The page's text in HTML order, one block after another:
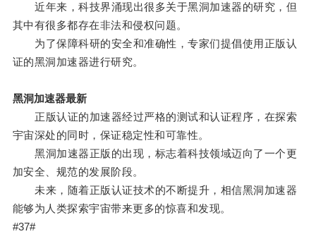
近年来，科技界涌现出很多关于黑洞加速器的研究，但
其中有很多都存在非法和侵权问题。
为了保障科研的安全和准确性，专家们提倡使用正版认
证的黑洞加速器进行研究。
黑洞加速器最新
正版认证的加速器经过严格的测试和认证程序，在探索
宇宙深处的同时，保证稳定性和可靠性。
黑洞加速器正版的出现，标志着科技领域迈向了一个更
加安全、规范的发展阶段。
未来，随着正版认证技术的不断提升，相信黑洞加速器
能够为人类探索宇宙带来更多的惊喜和发现。
#37#